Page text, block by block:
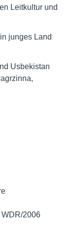
Leitkultur und
junges Land
Usbekistan
WDR/2006